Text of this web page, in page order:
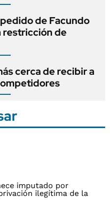
de Facundo
restricción de
cerca de recibir a